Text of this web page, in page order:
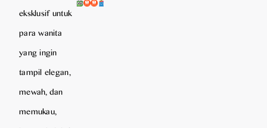
eksklusif untuk
para wanita
yang ingin
tampil elegan,
mewah, dan
memukau,